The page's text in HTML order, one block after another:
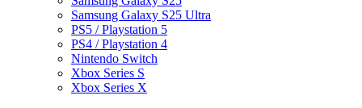
Samsung Galaxy S25 Ultra
PS5 / Playstation 5
PS4 / Playstation 4
Nintendo Switch
Xbox Series S
Xbox Series X